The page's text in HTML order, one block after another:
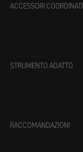
ACCESSORI COORDINATI
STRUMENTO ADATTO
RACCOMANDAZIONI